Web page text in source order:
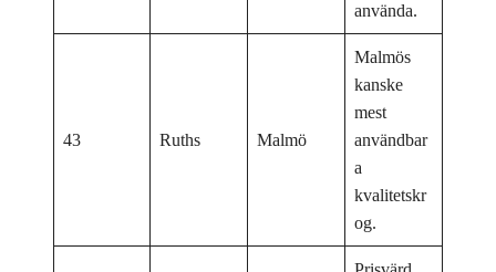
använda.
43 Ruths Malmö
Malmös
kanske
mest
användbar
a
kvalitetskr
og.